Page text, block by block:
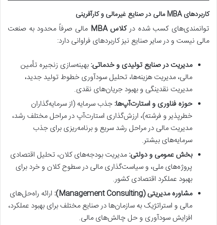
کاربردهای MBA مالی در صنایع غیرمالی و کارآفرینی
توانمندی‌های کسب شده در کلاس MBA
مالی صرفاً محدود به صنعت
مالی نیست و در سایر صنایع نیز کاربردهای فراوانی دارد:
مدیریت در صنایع تولیدی و خدماتی: بهینه‌سازی زنجیره تأمین
مالی، مدیریت هزینه‌ها، تحلیل سودآوری خطوط تولید جدید،
مدیریت نقدینگی و بهبود جریان‌های نقدی.
حوزه فناوری و استارت‌آپ‌ها: جذب سرمایه (از سرمایه‌گذاران
خطرپذیر و فرشته)، ارزش‌گذاری استارت‌آپ در مراحل مختلف رشد،
مدیریت مالی در مراحل رشد سریع و برنامه‌ریزی برای جذب
سرمایه‌های بیشتر.
بخش عمومی و دولتی: مدیریت بودجه‌های کلان، تحلیل اقتصادی
پروژه‌های ملی، و سیاست‌گذاری مالی در سطوح کلان و خرد برای
بهبود عملکرد اقتصادی کشور.
مشاوره مدیریتی (Management Consulting):
ارائه راه‌حل‌های
مالی و استراتژیک به سازمان‌ها در صنایع مختلف برای بهبود عملکرد،
افزایش سودآوری و حل چالش‌های مالی.